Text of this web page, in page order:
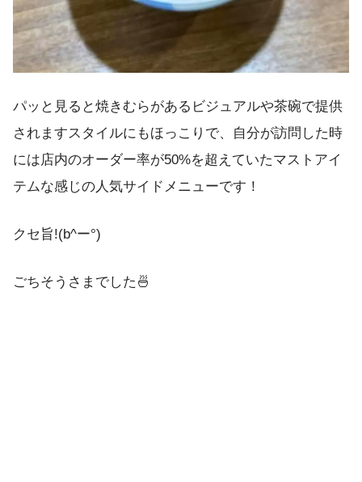
パッと見ると焼きむらがあるビジュアルや茶碗で提供
されますスタイルにもほっこりで、自分が訪問した時
には店内のオーダー率が50%を超えていたマストアイ
テムな感じの人気サイドメニューです！
クセ旨!(b^ー°)
ごちそうさまでした🍜